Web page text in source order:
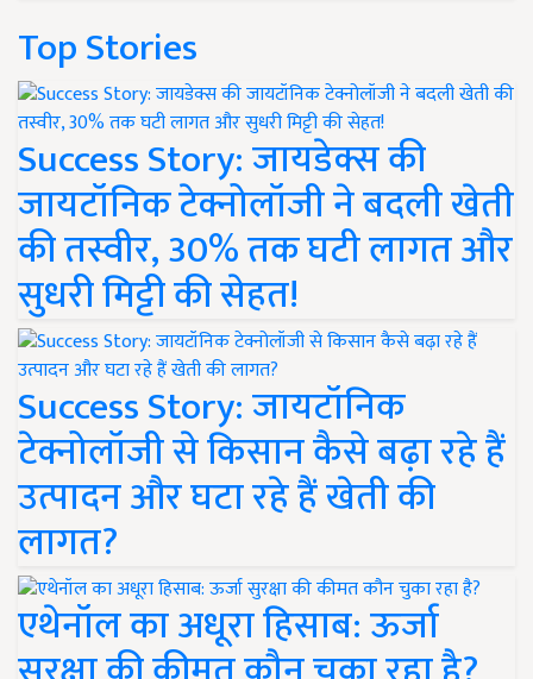
Top Stories
Success Story: जायडेक्स की
जायटॉनिक टेक्नोलॉजी ने बदली खेती
की तस्वीर, 30% तक घटी लागत और
सुधरी मिट्टी की सेहत!
Success Story: जायटॉनिक
टेक्नोलॉजी से किसान कैसे बढ़ा रहे हैं
उत्पादन और घटा रहे हैं खेती की
लागत?
एथेनॉल का अधूरा हिसाब: ऊर्जा